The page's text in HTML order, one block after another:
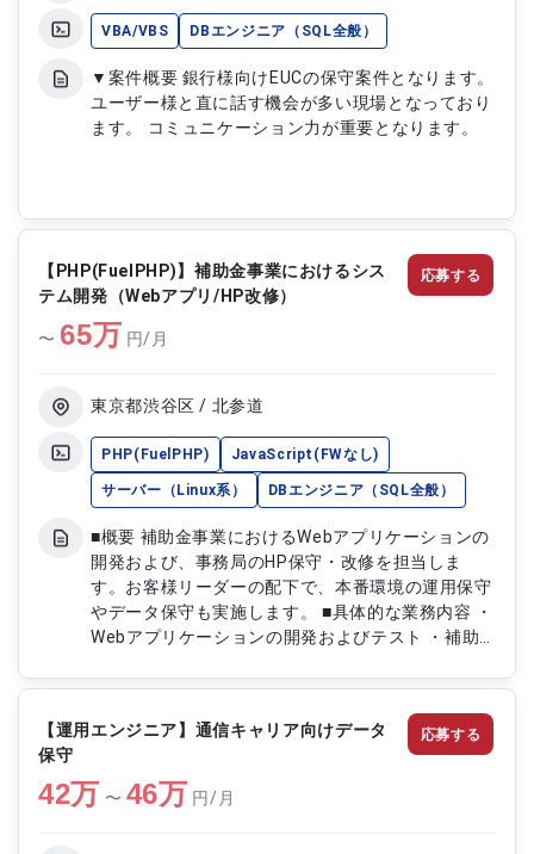
VBA/VBS DBエンジニア（SQL全般）
▼案件概要 銀行様向けEUCの保守案件となります。
ユーザー様と直に話す機会が多い現場となっており
ます。 コミュニケーション力が重要となります。
【PHP(FuelPHP)】補助金事業におけるシス
テム開発（Webアプリ/HP改修）
〜 65万 円/月
東京都渋谷区 / 北参道
PHP(FuelPHP) JavaScript(FWなし)
サーバー（Linux系） DBエンジニア（SQL全般）
■概要 補助金事業におけるWebアプリケーションの
開発および、事務局のHP保守・改修を担当しま
す。お客様リーダーの配下で、本番環境の運用保守
やデータ保守も実施します。 ■具体的な業務内容 ・
Webアプリケーションの開発およびテスト ・補助
守およびデータ保守 ・SVNを使用したリソース管理
応募する
【運用エンジニア】通信キャリア向けデータ
保守
42万 〜 46万 円/月
応募する